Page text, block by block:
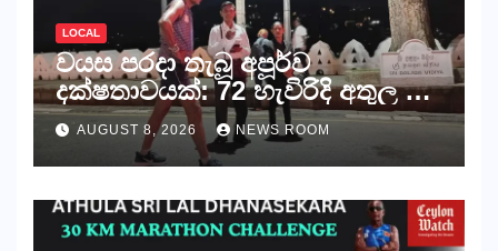
LOCAL
වයස පරදා තැබූ අපූර්ව
දක්ෂතාවයක්: 72 හැවිරිදි අතුල ශ්‍රී
ලාල් මහනුවරදී කිලෝමීටර් 31ක
දැවැන්ත මාර්ග ධාවනය
අභියෝගය ජය ගනියි!
AUGUST 8, 2026 NEWS ROOM